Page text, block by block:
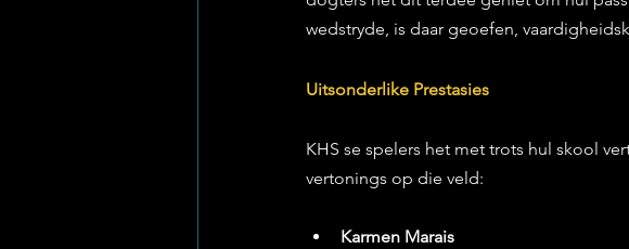
wedstryde, is daar geoefen,
Uitsonderlike Prestasies
KHS se spelers het met trots hul skool
vertonings op die veld:
Karmen Marais